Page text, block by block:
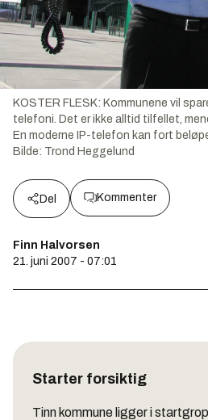
KOSTER FLESK: Kommunene vil
telefoni. Det er ikke alltid tilfellet,
En moderne IP-telefon kan fort
Bilde: Trond Heggelund
Del Kommenter
Finn Halvorsen
21. juni 2007 - 07:01
Starter forsiktig
Tinn kommune ligger i